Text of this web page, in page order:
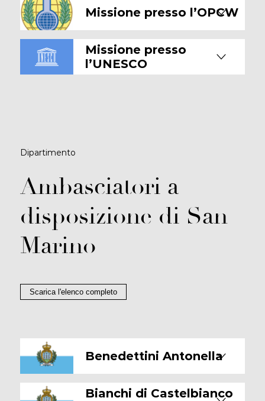
Missione presso l’OPCW
Missione presso
l’UNESCO
Dipartimento
Ambasciatori a
disposizione di San
Marino
Scarica l'elenco completo
Benedettini Antonella
Bianchi di Castelbianco